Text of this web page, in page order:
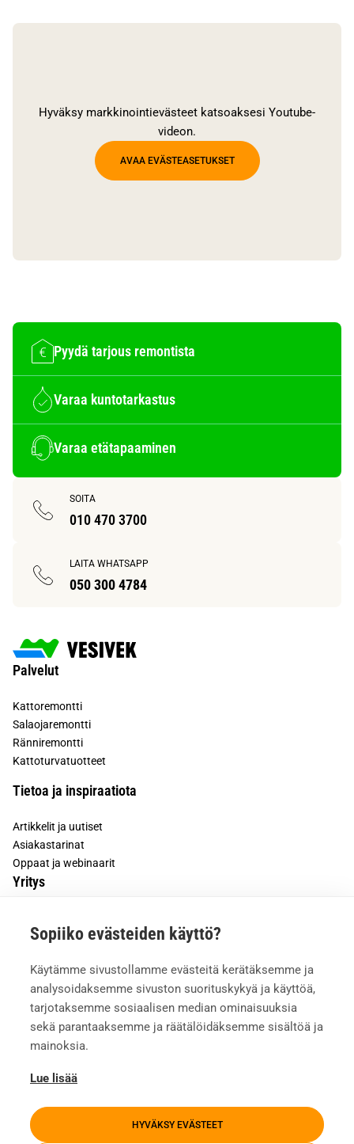
Sopiiko evästeiden käyttö?
Käytämme sivustollamme evästeitä kerätäksemme ja
analysoidaksemme sivuston suorituskykyä ja käyttöä,
tarjotaksemme sosiaalisen median ominaisuuksia
sekä parantaaksemme ja räätälöidäksemme sisältöä ja
mainoksia.
Lue lisää
HYVÄKSY EVÄSTEET
Hyväksy markkinointievästeet katsoaksesi Youtube-
videon.
AVAA EVÄSTEASETUKSET
Pyydä tarjous remontista
Varaa kuntotarkastus
Varaa etätapaaminen
SOITA
010 470 3700
LAITA WHATSAPP
050 300 4784
Palvelut
Kattoremontti
Salaojaremontti
Ränniremontti
Kattoturvatuotteet
Tietoa ja inspiraatiota
Artikkelit ja uutiset
Asiakastarinat
Oppaat ja webinaarit
Yritys
Asiakkaiden kokemuksia
Yhteystiedot
Mediapankki